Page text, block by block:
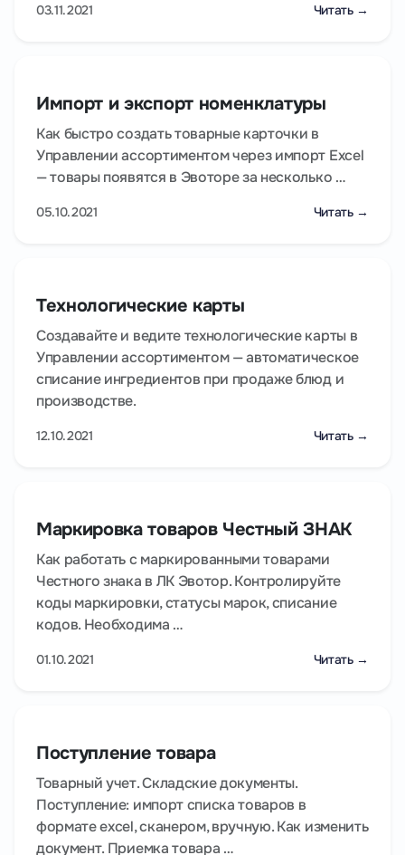
03.11.2021 Читать →
Импорт и экспорт номенклатуры
Как быстро создать товарные карточки в
Управлении ассортиментом через импорт Excel
— товары появятся в Эвоторе за несколько …
05.10.2021 Читать →
Технологические карты
Создавайте и ведите технологические карты в
Управлении ассортиментом — автоматическое
списание ингредиентов при продаже блюд и
производстве.
12.10.2021 Читать →
Маркировка товаров Честный ЗНАК
Как работать с маркированными товарами
Честного знака в ЛК Эвотор. Контролируйте
коды маркировки, статусы марок, списание
кодов. Необходима …
01.10.2021 Читать →
Поступление товара
Товарный учет. Складские документы.
Поступление: импорт списка товаров в
формате excel, сканером, вручную. Как изменить
документ. Приемка товара …